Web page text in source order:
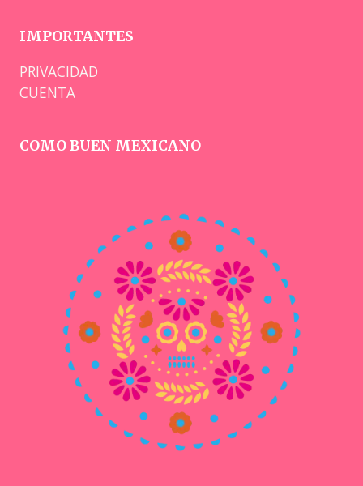
IMPORTANTES
PRIVACIDAD
CUENTA
COMO BUEN MEXICANO